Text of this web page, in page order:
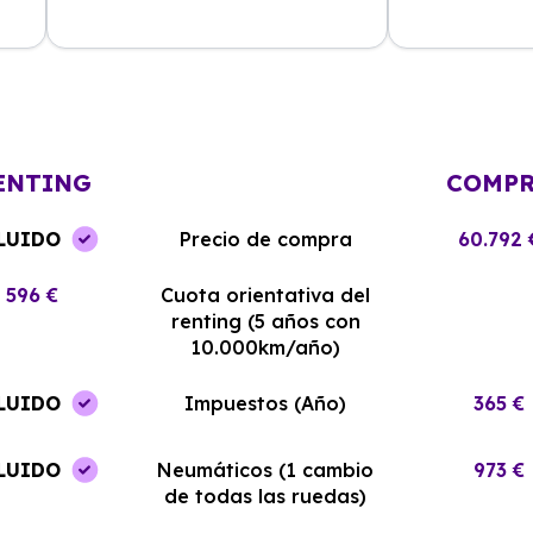
Precio de compra 60.792
596 €
Cuota orientativa del
renting (5 años con
10.000km/año)
Impuestos (Año) 365 €
Neumáticos (1 cambio
de todas las ruedas)
973 €